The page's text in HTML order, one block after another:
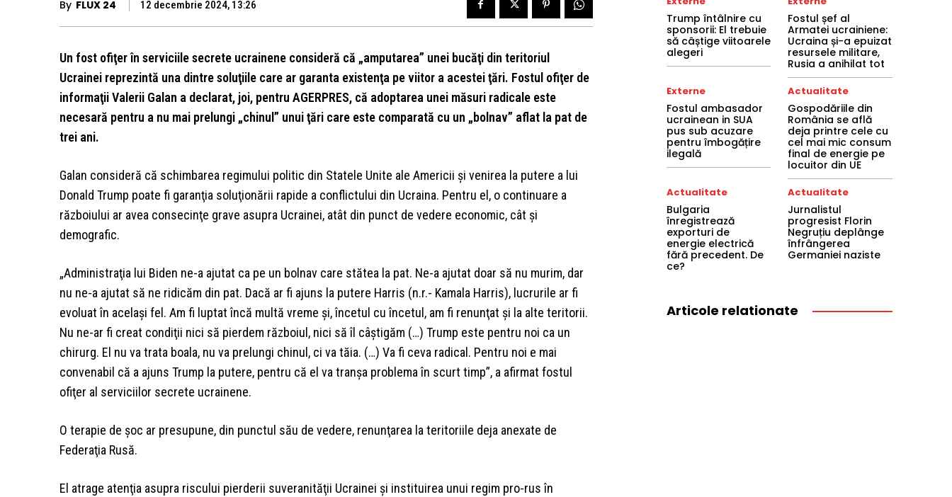
By FLUX 24 12 decembrie 2024, 13:26
Un fost ofiţer în serviciile secrete ucrainene consideră că „amputarea” unei bucăţi din teritoriul
Ucrainei reprezintă una dintre soluţiile care ar garanta existenţa pe viitor a acestei ţări. Fostul ofiţer de
informaţii Valerii Galan a declarat, joi, pentru AGERPRES, că adoptarea unei măsuri radicale este
necesară pentru a nu mai prelungi „chinul” unui ţări care este comparată cu un „bolnav” aflat la pat de
trei ani.
Galan consideră că schimbarea regimului politic din Statele Unite ale Americii şi venirea la putere a lui
Donald Trump poate fi garanţia soluţionării rapide a conflictului din Ucraina. Pentru el, o continuare a
războiului ar avea consecinţe grave asupra Ucrainei, atât din punct de vedere economic, cât şi
demografic.
„Administraţia lui Biden ne-a ajutat ca pe un bolnav care stătea la pat. Ne-a ajutat doar să nu murim, dar
nu ne-a ajutat să ne ridicăm din pat. Dacă ar fi ajuns la putere Harris (n.r.- Kamala Harris), lucrurile ar fi
evoluat în acelaşi fel. Am fi luptat încă multă vreme şi, încetul cu încetul, am fi renunţat şi la alte teritorii.
Nu ne-ar fi creat condiţii nici să pierdem războiul, nici să îl câştigăm (…) Trump este pentru noi ca un
chirurg. El nu va trata boala, nu va prelungi chinul, ci va tăia. (…) Va fi ceva radical. Pentru noi e mai
convenabil că a ajuns Trump la putere, pentru că el va tranşa problema în scurt timp”, a afirmat fostul
ofiţer al serviciilor secrete ucrainene.
O terapie de şoc ar presupune, din punctul său de vedere, renunţarea la teritoriile deja anexate de
Federaţia Rusă.
El atrage atenţia asupra riscului pierderii suveranităţii Ucrainei şi instituirea unui regim pro-rus în
Trump întâlnire cu
sponsorii: El trebuie
să câștige viitoarele
alegeri
Fostul șef al
Armatei ucrainiene:
Ucraina și-a epuizat
resursele militare,
Rusia a anihilat tot
Externe
Fostul ambasador
ucrainean in SUA
pus sub acuzare
pentru îmbogățire
ilegală
Actualitate
Gospodăriile din
România se află
deja printre cele cu
cel mai mic consum
final de energie pe
locuitor din UE
Actualitate
Bulgaria
înregistrează
exporturi de
energie electrică
fără precedent. De
ce?
Actualitate
Jurnalistul
progresist Florin
Negruțiu deplânge
înfrângerea
Germaniei naziste
Articole relationate